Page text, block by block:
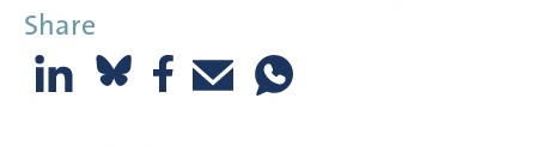
Share